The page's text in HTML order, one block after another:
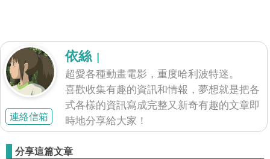
連絡信箱
依絲 |
超愛各種動畫電影，重度哈利波特迷。
喜歡收集有趣的資訊和情報，夢想就是把各
式各樣的資訊寫成完整又新奇有趣的文章即
時地分享給大家！
分享這篇文章